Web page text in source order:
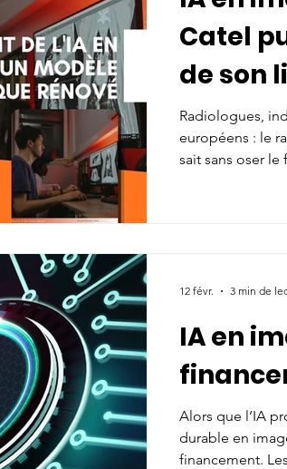
Publications & ressources Actualités
Santexpo IA A la une Ressources
Recommandation de Bonne Pratique
Top adhérent
Catel
de son
Radiologues,
européens : le
sait sans oser le
IA en
Alors que l’IA
durable en
financement.
12 févr. 3 min de